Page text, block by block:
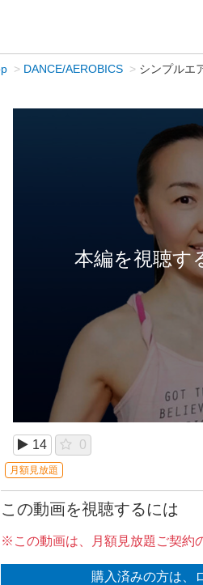
DANCE/AEROBICS シンプルエ
本編を視聴す
14 0
月額見放題
この動画を視聴するには
※この動画は、月額見放題ご契約
購入済みの方は、